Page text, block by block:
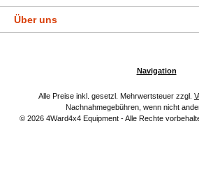
Über uns
Navigation
Alle Preise inkl. gesetzl. Mehrwertsteuer zzgl.
Nachnahmegebühren, wenn nicht
© 2026 4Ward4x4 Equipment - Alle Rechte